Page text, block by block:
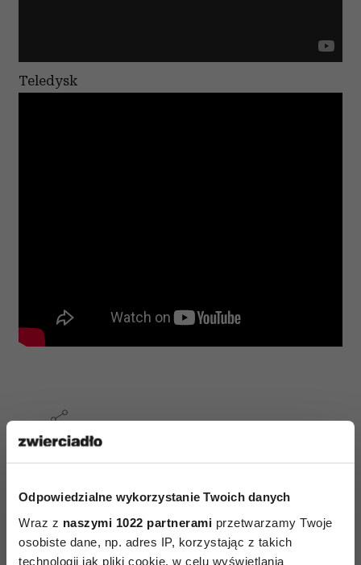
Odpowiedzialne wykorzystanie Twoich danych
Wraz z naszymi 1022 partnerami przetwarzamy Twoje
osobiste dane, np. adres IP, korzystając z takich
technologii jak pliki cookie, w celu wyświetlania
Teledysk